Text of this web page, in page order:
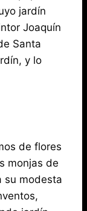
jardín
Joaquín
Santa
y lo
de flores
monjas de
su modesta